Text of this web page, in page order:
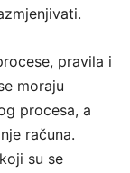
pravila i
moraju
procesa, a
računa.
su se